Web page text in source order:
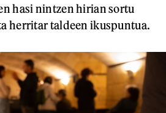
hasi nintzen hirian sortu
herritar taldeen ikuspuntua.